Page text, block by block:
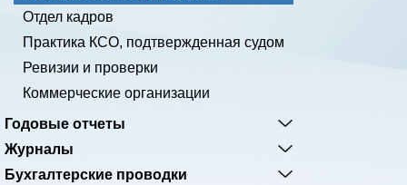
Отдел кадров
Практика КСО, подтвержденная судом
Ревизии и проверки
Коммерческие организации
Годовые отчеты
Журналы
Бухгалтерские проводки